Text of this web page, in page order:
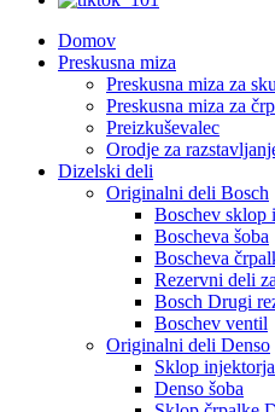
Domov
Preskusna miza
Preskusna miza za
Preskusna miza za
Preizkuševalec
Orodje za
Dizelski deli
Originalni deli Bosch
Boschev sklop
Boscheva šoba
Boscheva
Rezervni deli
Bosch Drugi
Boschev ventil
Originalni deli Denso
Sklop
Denso šoba